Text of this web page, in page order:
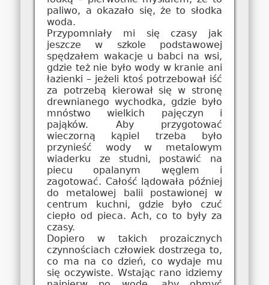
paliwo, a okazało się, że to słodka
woda.
Przypomniały mi się czasy jak
jeszcze w szkole podstawowej
spędzałem wakacje u babci na wsi,
gdzie też nie było wody w kranie ani
łazienki – jeżeli ktoś potrzebował iść
za potrzebą kierował się w stronę
drewnianego wychodka, gdzie było
mnóstwo wielkich pajęczyn i
pająków. Aby przygotować
wieczorną kąpiel trzeba było
przynieść wody w metalowym
wiaderku ze studni, postawić na
piecu opalanym węglem i
zagotować. Całość lądowała później
do metalowej balii postawionej w
centrum kuchni, gdzie było czuć
ciepło od pieca. Ach, co to były za
czasy.
Dopiero w takich prozaicznych
czynnościach człowiek dostrzega to,
co ma na co dzień, co wydaje mu
się oczywiste. Wstając rano idziemy